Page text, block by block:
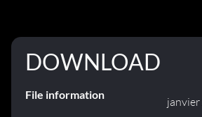
DOWNLOAD
File information
janvier